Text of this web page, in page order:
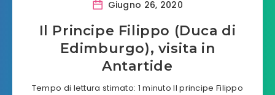
Giugno 26, 2020
Il Principe Filippo (Duca di
Edimburgo), visita in
Antartide
Tempo di lettura stimato: 1 minuto Il principe Filippo